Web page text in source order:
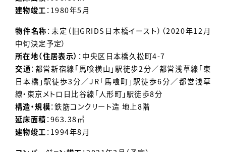
建物竣工：1980年5月
物件名称：未定（旧GRIDS日本橋イースト）（2020年12月
中旬決定予定）
所在地（住居表示） ：中央区日本橋久松町4-7
交通：都営新宿線「馬喰横山」駅徒歩2分／都営浅草線「東
日本橋」駅徒歩3分／JR「馬喰町」駅徒歩6分／都営浅草
線・東京メトロ日比谷線「人形町」駅徒歩8分
構造・規模：鉄筋コンクリート造 地上8階
延床面積：963.38㎡
建物竣工：1994年8月